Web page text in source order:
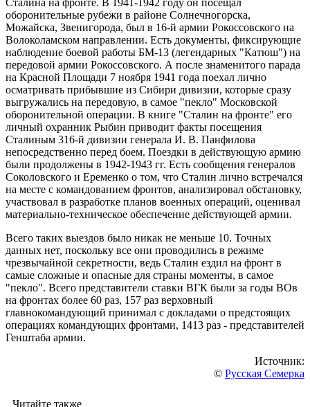
оборонительные рубежи в районе Солнечногорска,
Можайска, Звенигорода, был в 16-й армии Рокоссовского на
Волоколамском направлении. Есть документы, фиксирующие
наблюдение боевой работы БМ-13 (легендарных "Катюш") на
передовой армии Рокоссовского. А после знаменитого парада
на Красной Площади 7 ноября 1941 года поехал лично
осматривать прибывшие из Сибири дивизии, которые сразу
выгружались на передовую, в самое "пекло" Московской
оборонительной операции. В книге "Сталин на фронте" его
личный охранник Рыбин приводит факты посещения
Сталиным 316-й дивизии генерала И. В. Панфилова
непосредственно перед боем. Поездки в действующую армию
были продолжены в 1942-1943 гг. Есть сообщения генералов
Соколовского и Еременко о том, что Сталин лично встречался
на месте с командованием фронтов, анализировал обстановку,
участвовал в разработке планов военных операций, оценивал
материально-техническое обеспечение действующей армии.
Всего таких выездов было никак не меньше 10. Точных
данных нет, поскольку все они проводились в режиме
чрезвычайной секретности, ведь Сталин ездил на фронт в
самые сложные и опасные для страны моменты, в самое
"пекло". Всего представители ставки ВГК были за годы ВОв
на фронтах более 60 раз, 157 раз верховный
главнокомандующий принимал с докладами о предстоящих
операциях командующих фронтами, 1413 раз - представителей
Генштаба армии.
Источник:
© Русская Семерка
Читайте также